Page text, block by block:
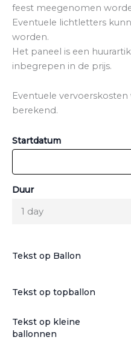
feest meegenomen
Eventuele lichtletters
worden.
Het paneel is een
inbegrepen in de prijs.
Eventuele
berekend.
Startdatum
Duur
1 day
Tekst op Ballon
Tekst op topballon
Tekst op kleine
ballonnen